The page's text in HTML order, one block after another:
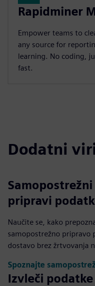
Rapidminer
Empower teams to
any source for
learning. No coding,
fast.
Dodatni
pripravi
Naučite se, kako
samopostrežno pripravo
dostavo brez žrtvovanja
Spoznajte
Izvleči